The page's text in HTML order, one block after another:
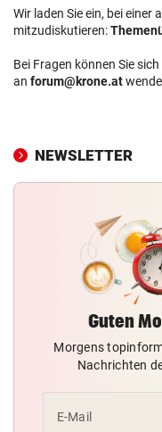
Wir laden Sie ein, bei
mitzudiskutieren:
Bei Fragen können Sie
an forum@krone.at
NEWSLETTER
Guten
Morgens
Nachrichten
E-Mail